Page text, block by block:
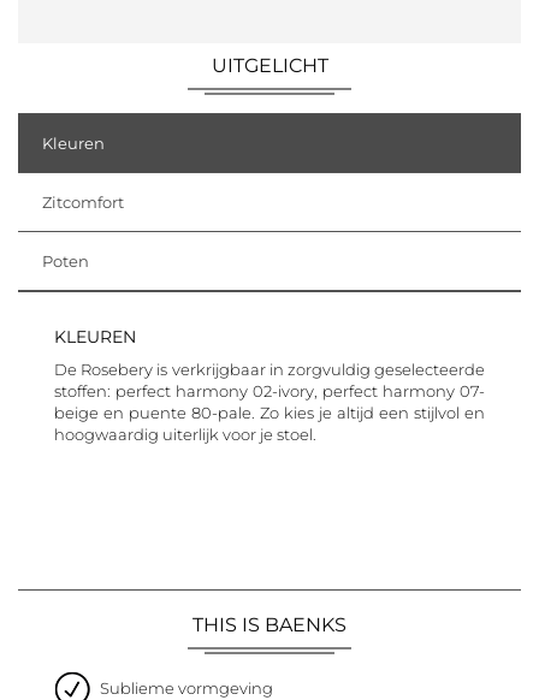
UITGELICHT
Kleuren
Zitcomfort
Poten
KLEUREN
De Rosebery is verkrijgbaar in zorgvuldig geselecteerde
stoffen: perfect harmony 02-ivory, perfect harmony 07-
beige en puente 80-pale. Zo kies je altijd een stijlvol en
hoogwaardig uiterlijk voor je stoel.
THIS IS BAENKS
Sublieme vormgeving